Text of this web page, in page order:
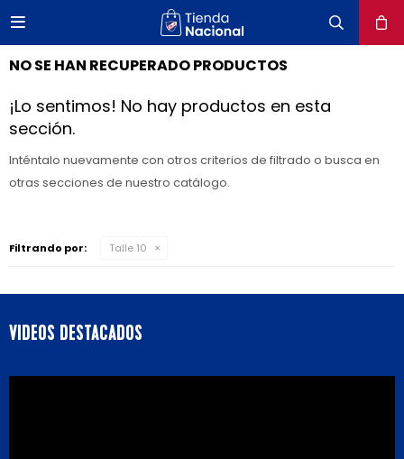

NO SE HAN RECUPERADO PRODUCTOS
¡Lo sentimos! No hay productos en esta
sección.
Inténtalo nuevamente con otros criterios de filtrado o busca en
otras secciones de nuestro catálogo.
Filtrando por: Talle 10
VIDEOS DESTACADOS
close